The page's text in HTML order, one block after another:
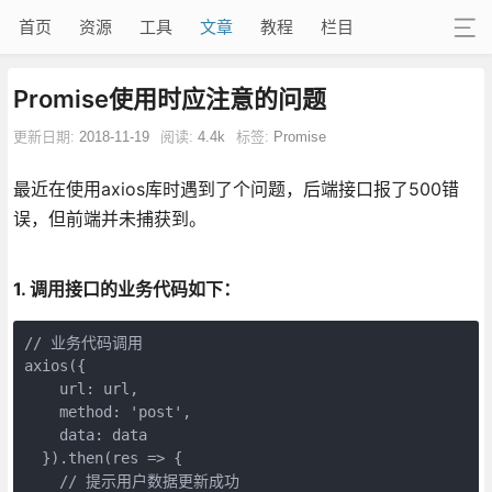
首页 资源 工具 文章 教程 栏目
Promise使用时应注意的问题
更新日期: 2018-11-19 阅读: 4.4k 标签: Promise
最近在使用axios库时遇到了个问题，后端接口报了500错
误，但前端并未捕获到。
1. 调用接口的业务代码如下：
// 业务代码调用
axios({
    url: url,
    method: 'post',
    data: data
  }).then(res => {
    // 提示用户数据更新成功